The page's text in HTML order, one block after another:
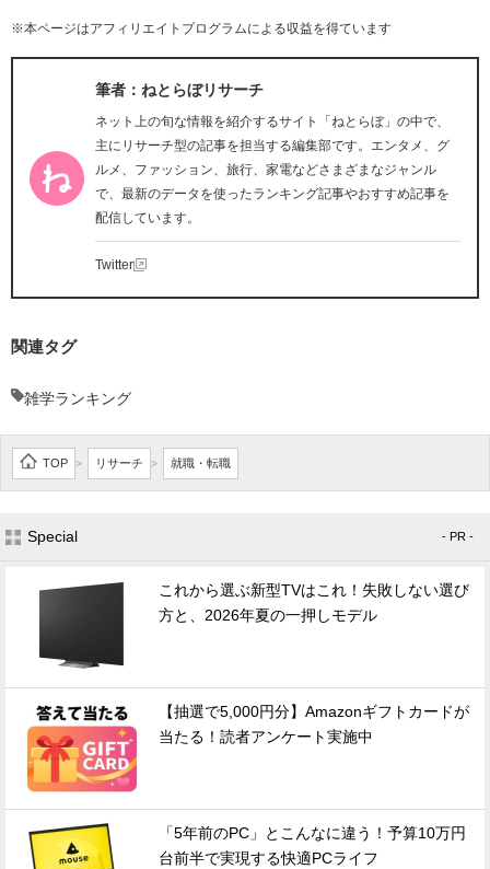
※本ページはアフィリエイトプログラムによる収益を得ています
筆者：ねとらぼリサーチ
ネット上の旬な情報を紹介するサイト「ねとらぼ」の中で、
主にリサーチ型の記事を担当する編集部です。エンタメ、グ
ルメ、ファッション、旅行、家電などさまざまなジャンル
で、最新のデータを使ったランキング記事やおすすめ記事を
配信しています。
Twitter
関連タグ
雑学ランキング
TOP > リサーチ > 就職・転職
Special - PR -
これから選ぶ新型TVはこれ！失敗しない選び
方と、2026年夏の一押しモデル
【抽選で5,000円分】Amazonギフトカードが
当たる！読者アンケート実施中
「5年前のPC」とこんなに違う！予算10万円
台前半で実現する快適PCライフ